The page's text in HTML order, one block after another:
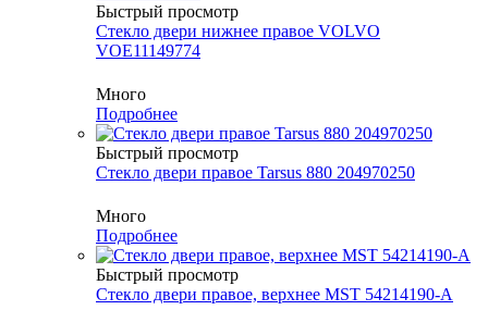
Быстрый просмотр
Стекло двери нижнее правое VOLVO
VOE11149774
Много
Подробнее
Быстрый просмотр
Стекло двери правое Tarsus 880 204970250
Много
Подробнее
Быстрый просмотр
Стекло двери правое, верхнее MST 54214190-A